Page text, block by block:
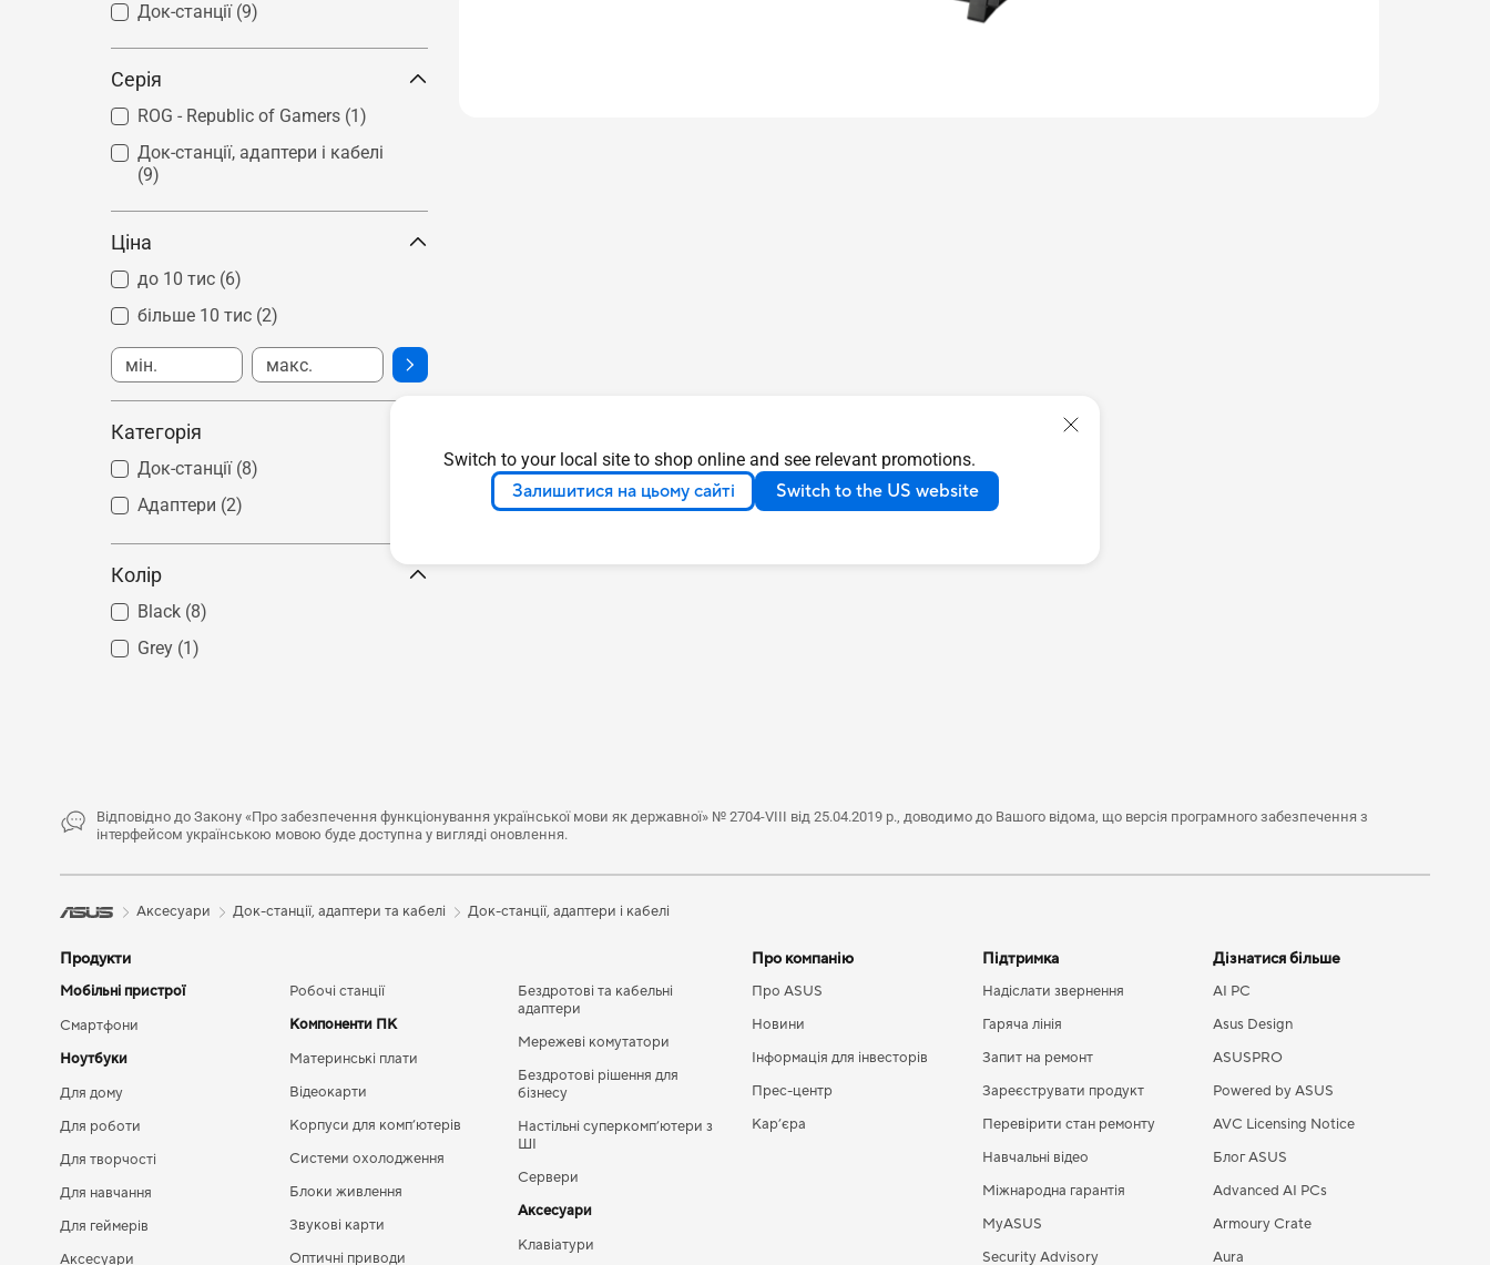
Switch to your local site to shop online and see relevant promotions.
Залишитися на цьому сайті Switch to the US website
Док-станції (9)
Серія
ROG - Republic of Gamers (1)
Док-станції, адаптери і кабелі
(9)
Ціна
до 10 тис (6)
більше 10 тис (2)
Категорія
Док-станції (8)
Адаптери (2)
Колір
Black (8)
Grey (1)
Відповідно до Закону «Про забезпечення функціонування української мови як державної» № 2704-VIII від 25.04.2019 р., доводимо до Вашого відома, що версія програмного забезпечення з
інтерфейсом українською мовою буде доступна у вигляді оновлення.
Аксесуари Док-станції, адаптери та кабелі Док-станції, адаптери і кабелі
Продукти
Мобільні пристрої
Смартфони
Ноутбуки
Для дому
Для роботи
Для творчості
Для навчання
Для геймерів
Аксесуари
Робочі станції
Компоненти ПК
Материнські плати
Відеокарти
Корпуси для комп’ютерів
Системи охолодження
Блоки живлення
Звукові карти
Оптичні приводи
Бездротові та кабельні
адаптери
Мережеві комутатори
Бездротові рішення для
бізнесу
Настільні суперкомп’ютери з
ШІ
Сервери
Аксесуари
Клавіатури
Про компанію
Про ASUS
Новини
Інформація для інвесторів
Прес-центр
Кар’єра
Підтримка
Надіслати звернення
Гаряча лінія
Запит на ремонт
Зареєструвати продукт
Перевірити стан ремонту
Навчальні відео
Міжнародна гарантія
MyASUS
Security Advisory
Дізнатися більше
AI PC
Asus Design
ASUSPRO
Powered by ASUS
AVC Licensing Notice
Блог ASUS
Advanced AI PCs
Armoury Crate
Aura